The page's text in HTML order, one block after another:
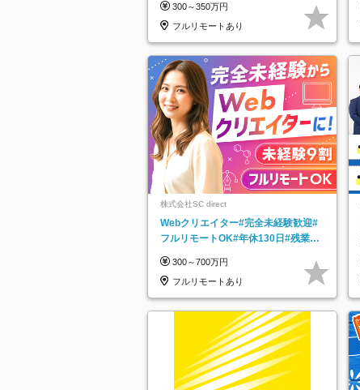
300～350万円
フルリモートあり
株式会社SC direct
Webクリエイター#完全未経験歓迎#
フルリモートOK#年休130日#残業月
300～700万円
フルリモートあり